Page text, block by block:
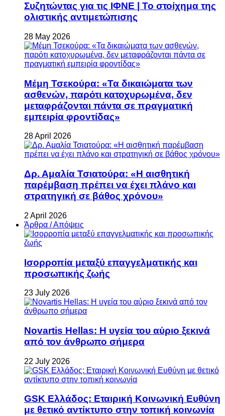
Συζητώντας για τις ΙΦΝΕ | Το στοίχημα της
ολιστικής αντιμετώπισης
28 May 2026
Μέμη Τσεκούρα: «Τα δικαιώματα των
ασθενών, παρότι κατοχυρωμένα, δεν
μεταφράζονται πάντα σε πραγματική
εμπειρία φροντίδας»
28 April 2026
Δρ. Αμαλία Τσιατούρα: «Η αισθητική
παρέμβαση πρέπει να έχει πλάνο και
στρατηγική σε βάθος χρόνου»
2 April 2026
Άρθρα / Απόψεις
Ισορροπία μεταξύ επαγγελματικής και
προσωπικής ζωής
23 July 2026
Novartis Hellas: Η υγεία του αύριο ξεκινά
από τον άνθρωπο σήμερα
22 July 2026
GSK Ελλάδος: Εταιρική Κοινωνική Ευθύνη
με θετικό αντίκτυπο στην τοπική κοινωνία